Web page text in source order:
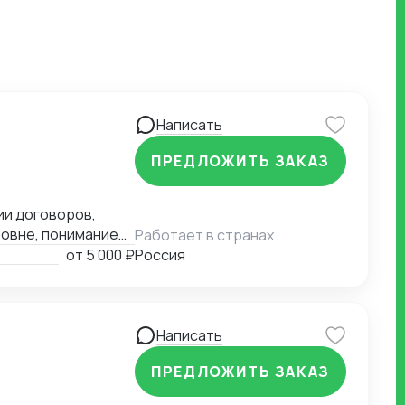
договоров,
понимание
от 5 000 ₽
Написать
ПРЕДЛОЖИТЬ ЗАКАЗ
Работает в странах
Россия
Написать
ПРЕДЛОЖИТЬ ЗАКАЗ